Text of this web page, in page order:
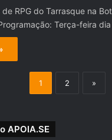
de RPG do Tarrasque na
Terça-feira
1 2 »
APOIA.SE